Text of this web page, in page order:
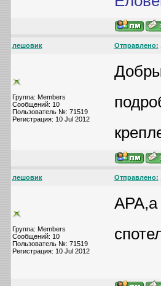
лешовик Отправлено:
Группа: Members
Сообщений: 10
Пользователь №: 71519
Регистрация: 10 Jul 2012
лешовик Отправлено:
Группа: Members
Сообщений: 10
Пользователь №: 71519
Регистрация: 10 Jul 2012
АРА,а